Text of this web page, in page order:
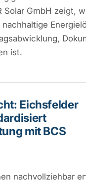
GmbH zeigt,
ist.
Eichsfelder
mit BCS
nachvollziehbar